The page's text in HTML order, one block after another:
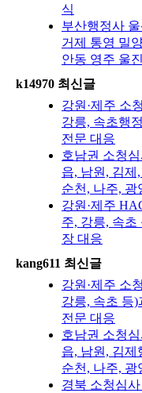
식
부산행정사
거제 통영 밀
안동 영주 울
k14970 최신글
강원·제주 소
강릉, 속초행
전문 대응
호남권 소청
읍, 남원, 김제
순천, 나주, 광
강원·제주
주, 강릉, 속초
장 대응
kang611 최신글
강원·제주 소
강릉, 속초 등)
전문 대응
호남권 소청
읍, 남원, 김제
순천, 나주, 광
경북 소청심